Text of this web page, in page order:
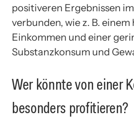
positiveren Ergebnissen
verbunden, wie z. B. einem
Einkommen und einer
Substanzkonsum und
Wer könnte von einer
besonders profitieren?